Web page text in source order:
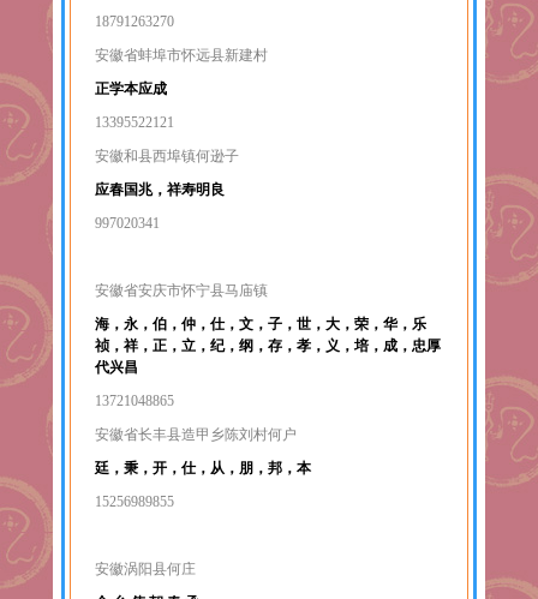
18791263270
安徽省蚌埠市怀远县新建村
正学本应成
13395522121
安徽和县西埠镇何逊子
应春国兆，祥寿明良
997020341
安徽省安庆市怀宁县马庙镇
海，永，伯，仲，仕，文，子，世，大，荣，华，乐
祯，祥，正，立，纪，纲，存，孝，义，培，成，忠厚
代兴昌
13721048865
安徽省长丰县造甲乡陈刘村何户
廷，秉，开，仕，从，朋，邦，本
15256989855
安徽涡阳县何庄